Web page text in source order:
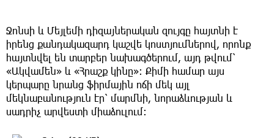
Ջոնսի և Մեյլեմի դիզայներական զույգը հայտնի է
իրենց քանդակազարդ կաշվե կոստյումներով, որոնք
հայտնվել են տարբեր նախագծերում, այդ թվում՝
«Ակվամեն» և «Հրաշք կինը»։ Քիմի համար այս
կերպարը նրանց ֆիրմային ոճի մեկ այլ
մեկնաբանություն էր՝ մարմնի, նորաձևության և
սադրիչ արվեստի միաձուլում։